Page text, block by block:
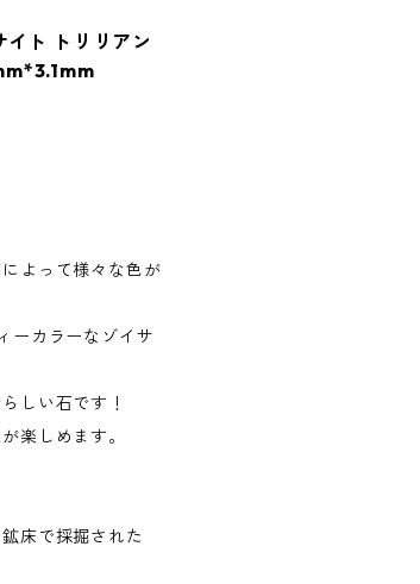
ト トリリアン
よって様々な色が
ーカラーなゾイサ
しい石です！
楽しめます。
床で採掘された